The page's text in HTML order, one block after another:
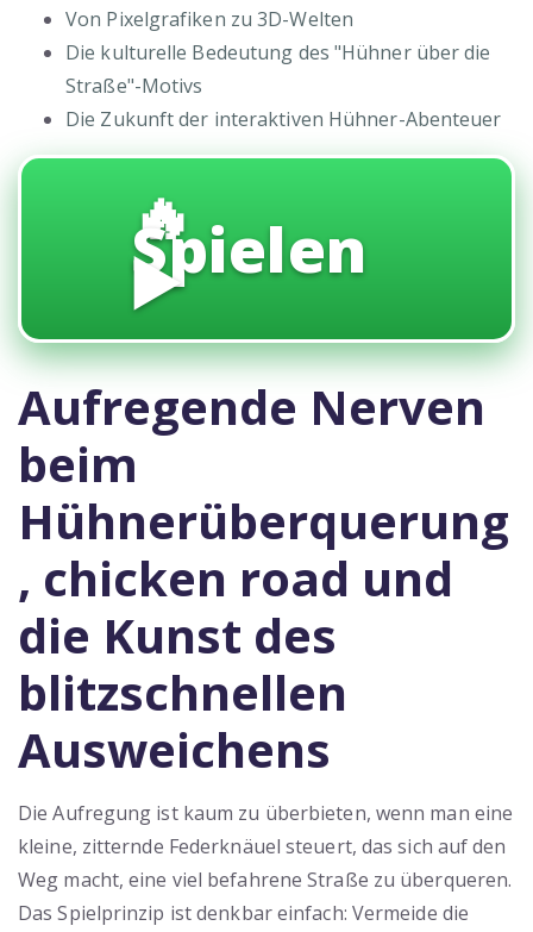
Von Pixelgrafiken zu 3D-Welten
Die kulturelle Bedeutung des "Hühner über die
Straße"-Motivs
Die Zukunft der interaktiven Hühner-Abenteuer
🔥
Spielen
▶️
Aufregende Nerven
beim
Hühnerüberquerung
, chicken road und
die Kunst des
blitzschnellen
Ausweichens
Die Aufregung ist kaum zu überbieten, wenn man eine
kleine, zitternde Federknäuel steuert, das sich auf den
Weg macht, eine viel befahrene Straße zu überqueren.
Das Spielprinzip ist denkbar einfach: Vermeide die